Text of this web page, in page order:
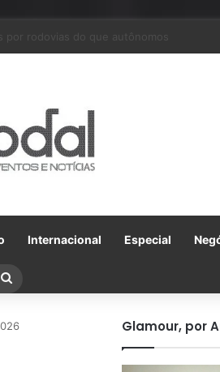
de açúcar VHP para a China
Internacional Especial
Procurar
Glamour, por